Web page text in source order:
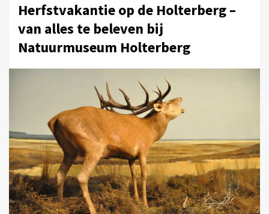
Herfstvakantie op de Holterberg –
van alles te beleven bij
Natuurmuseum Holterberg